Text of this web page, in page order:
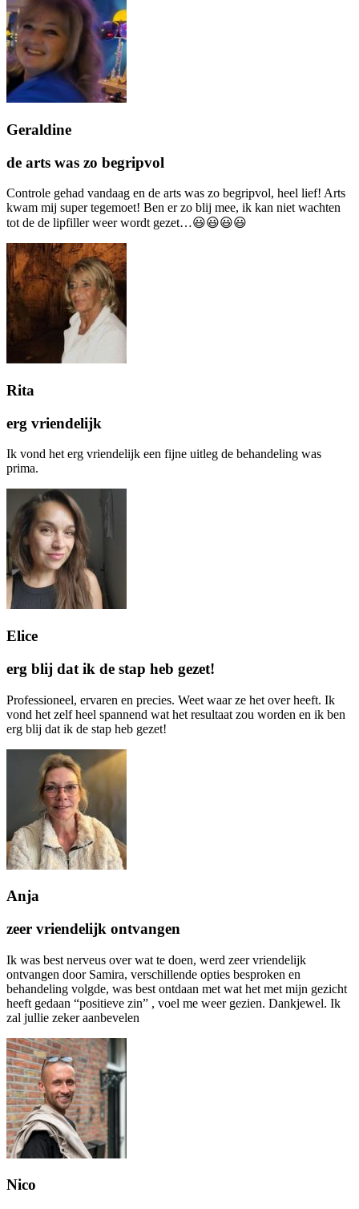
Geraldine
de arts was zo begripvol
Controle gehad vandaag en de arts was zo begripvol, heel lief! Arts
kwam mij super tegemoet! Ben er zo blij mee, ik kan niet wachten
tot de de lipfiller weer wordt gezet…😃😃😃😃
Rita
erg vriendelijk
Ik vond het erg vriendelijk een fijne uitleg de behandeling was
prima.
Elice
erg blij dat ik de stap heb gezet!
Professioneel, ervaren en precies. Weet waar ze het over heeft. Ik
vond het zelf heel spannend wat het resultaat zou worden en ik ben
erg blij dat ik de stap heb gezet!
Anja
zeer vriendelijk ontvangen
Ik was best nerveus over wat te doen, werd zeer vriendelijk
ontvangen door Samira, verschillende opties besproken en
behandeling volgde, was best ontdaan met wat het met mijn gezicht
heeft gedaan “positieve zin” , voel me weer gezien. Dankjewel. Ik
zal jullie zeker aanbevelen
Nico